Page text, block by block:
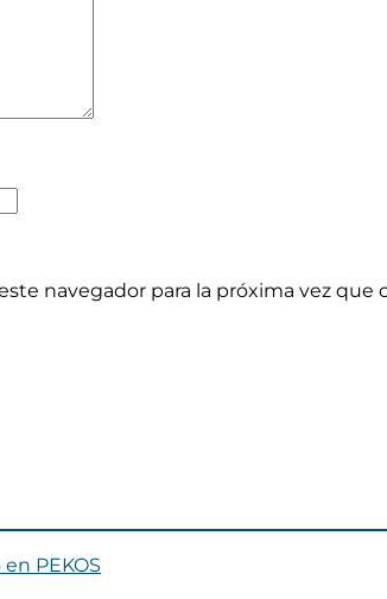
navegador para la próxima vez que